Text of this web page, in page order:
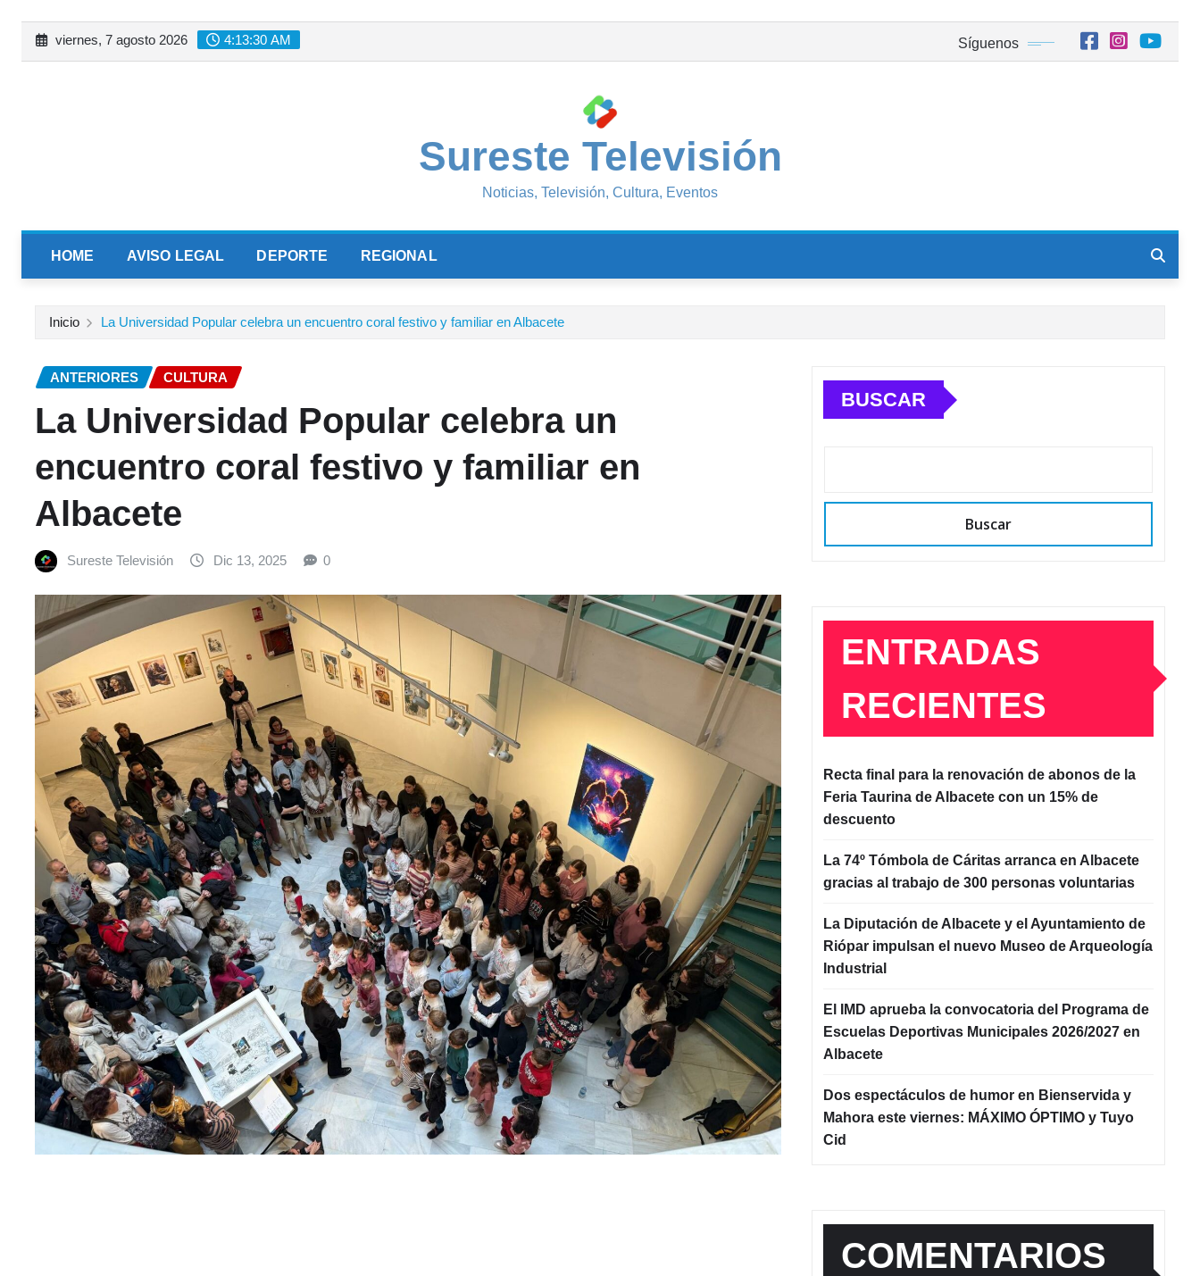
Saltar
viernes, 7 agosto 2026 4:13:31 AM Síguenos
Sureste Televisión
Noticias, Televisión, Cultura, Eventos
HOME AVISO LEGAL DEPORTE REGIONAL
Inicio La Universidad Popular celebra un encuentro coral festivo y familiar en Albacete
ANTERIORES CULTURA
La Universidad Popular celebra un
encuentro coral festivo y familiar en
Albacete
Sureste Televisión Dic 13, 2025 0
BUSCAR
Buscar
ENTRADAS
RECIENTES
Recta final para la renovación de abonos de la
Feria Taurina de Albacete con un 15% de
descuento
La 74º Tómbola de Cáritas arranca en Albacete
gracias al trabajo de 300 personas voluntarias
La Diputación de Albacete y el Ayuntamiento de
Riópar impulsan el nuevo Museo de Arqueología
Industrial
El IMD aprueba la convocatoria del Programa de
Escuelas Deportivas Municipales 2026/2027 en
Albacete
Dos espectáculos de humor en Bienservida y
Mahora este viernes: MÁXIMO ÓPTIMO y Tuyo
Cid
COMENTARIOS